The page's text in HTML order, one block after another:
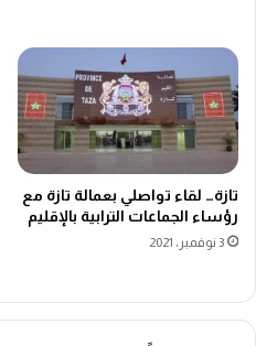
تازة… لقاء تواصلي بعمالة تازة مع
رؤساء الجماعات الترابية بالإقليم
3 نوفمبر، 2021